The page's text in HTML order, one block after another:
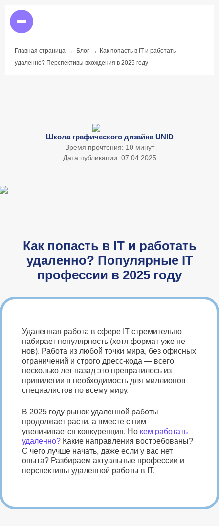
Главная страница → Блог →
Как попасть в IT и работать
удаленно? Перспективы вхождения в 2025 году
Школа графического дизайна UNID
Время прочтения: 10 минут
Дата публикации: 07.04.2025
Как попасть в IT и работать
удаленно? Популярные IT
профессии в 2025 году
Удаленная работа в сфере IT стремительно
набирает популярность (хотя формат уже не
нов). Работа из любой точки мира, без офисных
ограничений и строго дресс-кода — всего
несколько лет назад это превратилось из
привилегии в необходимость для миллионов
специалистов по всему миру.
В 2025 году рынок удаленной работы
продолжает расти, а вместе с ним
увеличивается конкуренция. Но кем работать
удаленно? Какие направления востребованы?
С чего лучше начать, даже если у вас нет
опыта? Разбираем актуальные профессии и
перспективы удаленной работы в IT.